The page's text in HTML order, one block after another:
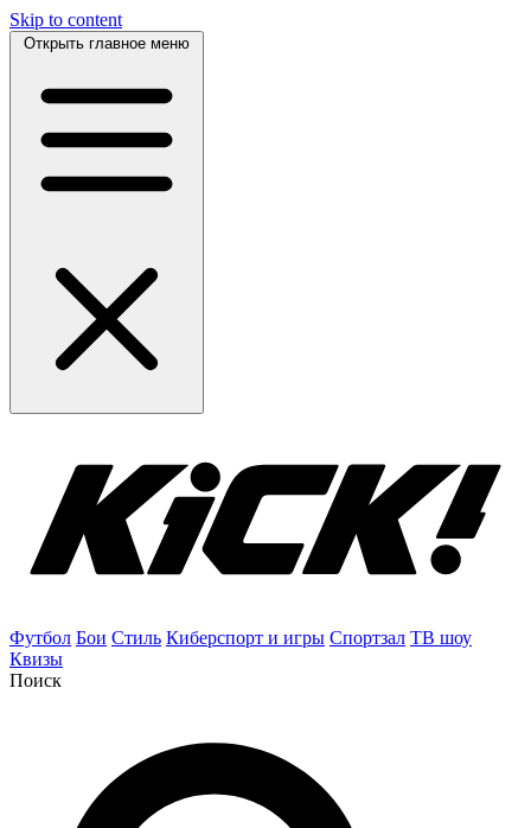
Skip to content
Открыть главное меню
Футбол Бои Стиль Киберспорт и игры Спортзал ТВ шоу
Квизы
Поиск